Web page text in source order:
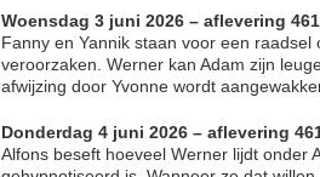
Woensdag 3 juni 2026 – aflevering
Fanny en Yannik staan voor een
veroorzaken. Werner kan Adam zijn
afwijzing door Yvonne wordt
Donderdag 4 juni 2026 – aflevering
Alfons beseft hoeveel Werner lijdt onder